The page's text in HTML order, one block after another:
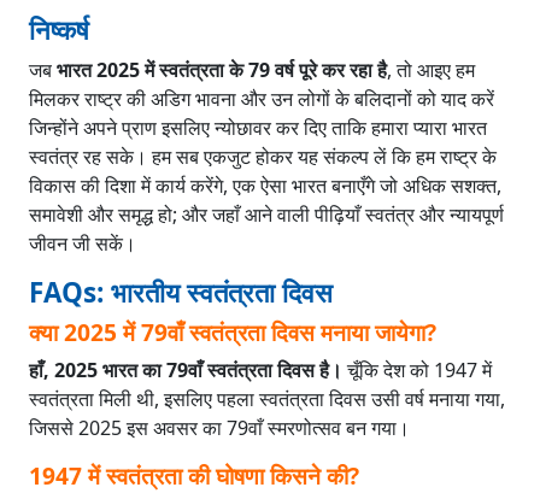
निष्कर्ष
जबभारत 2025 में स्वतंत्रता के 79 वर्ष पूरे कर रहा है, तो आइए हम
मिलकर राष्ट्र की अडिग भावना और उन लोगों के बलिदानों को याद करें
जिन्होंने अपने प्राण इसलिए न्योछावर कर दिए ताकि हमारा प्यारा भारत
स्वतंत्र रह सके। हम सब एकजुट होकर यह संकल्प लें कि हम राष्ट्र के
विकास की दिशा में कार्य करेंगे, एक ऐसा भारत बनाएँगे जो अधिक सशक्त,
समावेशी और समृद्ध हो; और जहाँ आने वाली पीढ़ियाँ स्वतंत्र और न्यायपूर्ण
जीवन जी सकें।
FAQs: भारतीय स्वतंत्रता दिवस
क्या 2025 में 79वाँ स्वतंत्रता दिवस मनाया जायेगा?
हाँ, 2025 भारत का 79वाँ स्वतंत्रता दिवस है। चूँकि देश को 1947 में
स्वतंत्रता मिली थी, इसलिए पहला स्वतंत्रता दिवस उसी वर्ष मनाया गया,
जिससे 2025 इस अवसर का 79वाँ स्मरणोत्सव बन गया।
1947 में स्वतंत्रता की घोषणा किसने की?